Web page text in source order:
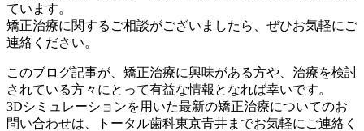
ています。
矯正治療に関するご相談がございましたら、ぜひお気軽にご
連絡ください。
このブログ記事が、矯正治療に興味がある方や、治療を検討
されている方々にとって有益な情報となれば幸いです。
3Dシミュレーションを用いた最新の矯正治療についてのお
問い合わせは、トータル歯科東京青井までお気軽にご連絡く